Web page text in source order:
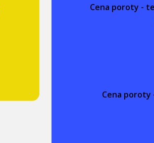
Cena poroty -
Cena poroty